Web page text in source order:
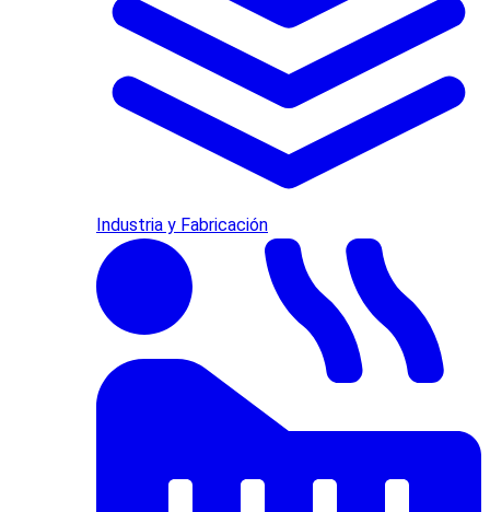
Industria y Fabricación